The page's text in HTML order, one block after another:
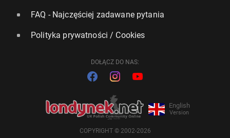
FAQ - Najczęściej zadawane pytania
Polityka prywatności / Cookies
DOŁĄCZ DO NAS:
English
Version
COPYRIGHT © 2002-2026